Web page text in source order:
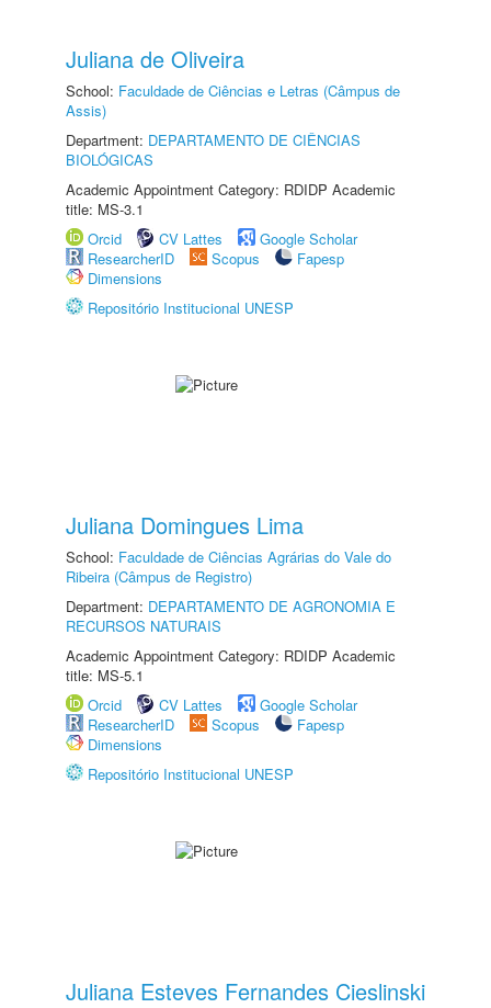
Juliana de Oliveira
School: Faculdade de Ciências e Letras (Câmpus de
Assis)
Department: DEPARTAMENTO DE CIÊNCIAS
BIOLÓGICAS
Academic Appointment Category: RDIDP Academic
title: MS-3.1
Orcid
CV Lattes
Google Scholar
ResearcherID
Scopus
Fapesp
Dimensions
Repositório Institucional UNESP
Juliana Domingues Lima
School: Faculdade de Ciências Agrárias do Vale do
Ribeira (Câmpus de Registro)
Department: DEPARTAMENTO DE AGRONOMIA E
RECURSOS NATURAIS
Academic Appointment Category: RDIDP Academic
title: MS-5.1
Orcid
CV Lattes
Google Scholar
ResearcherID
Scopus
Fapesp
Dimensions
Repositório Institucional UNESP
Juliana Esteves Fernandes Cieslinski